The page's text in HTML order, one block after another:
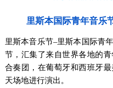
里斯本国际青年音乐
里斯本音乐节–里斯本国际青
节，汇集了来自世界各地的
合奏团，在葡萄牙和西班牙
天场地进行演出。